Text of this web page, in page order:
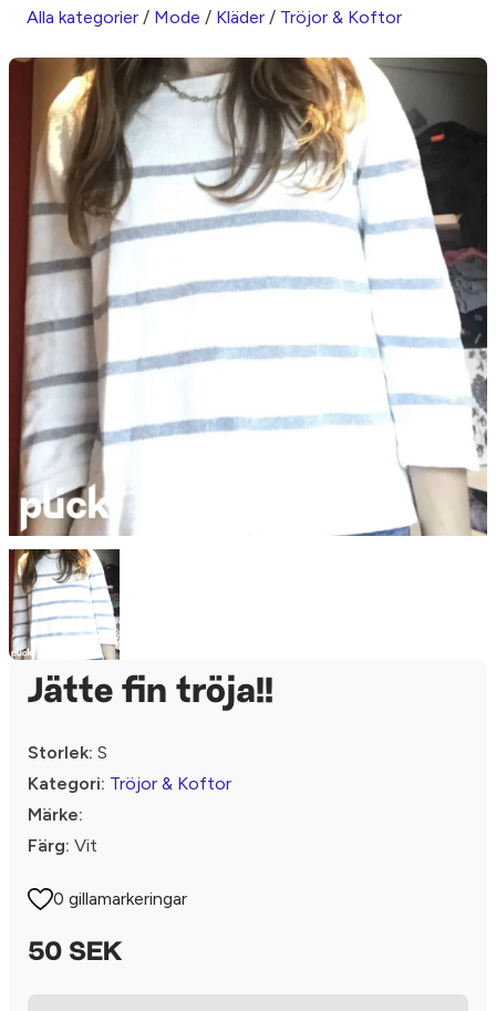
Alla kategorier / Mode / Kläder / Tröjor & Koftor
Jätte fin tröja!!
Storlek: S
Kategori: Tröjor & Koftor
Märke:
Färg: Vit
0 gillamarkeringar
50 SEK